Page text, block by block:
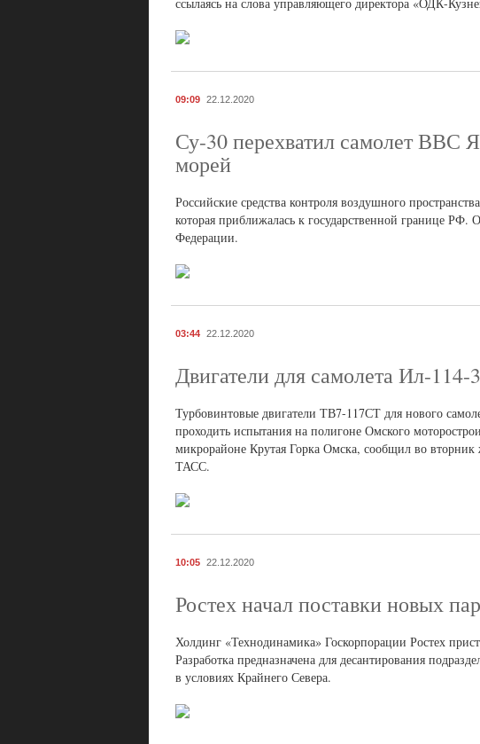
ссылаясь на слова управляющего директора «ОДК-
09:09 22.12.2020
Су-30 перехватил самолет ВВС
морей
Российские средства контроля воздушного
которая приближалась к государственной границе
Федерации.
03:44 22.12.2020
Двигатели для самолета Ил-
Турбовинтовые двигатели ТВ7-117СТ для нового
проходить испытания на полигоне Омского
микрорайоне Крутая Горка Омска, сообщил во
ТАСС.
10:05 22.12.2020
Ростех начал поставки новых
Холдинг «Технодинамика» Госкорпорации Ростех
Разработка предназначена для десантирования
в условиях Крайнего Севера.